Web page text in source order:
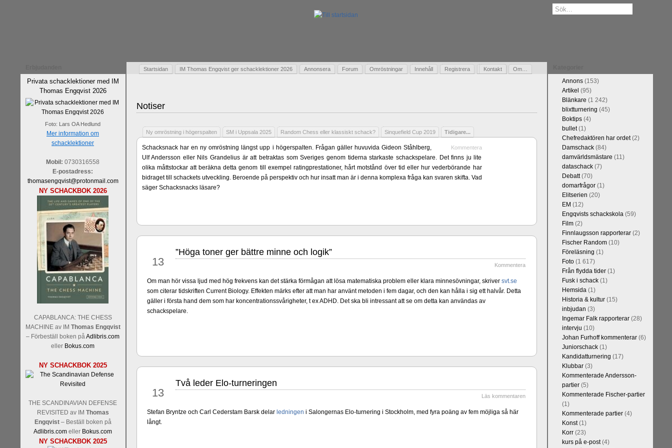
Privata schacklektioner med IM
Thomas Engqvist 2026
Foto: Lars OA Hedlund
Mer information om
schacklektioner
Mobil: 0730316558
E-postadress:
thomasengqvist@protonmail.com
NY SCHACKBOK 2026
CAPABLANCA: THE CHESS
MACHINE av IM Thomas Engqvist
– Förbeställ boken påAdlibris.com
eller Bokus.com
NY SCHACKBOK 2025
THE SCANDINAVIAN DEFENSE
REVISITED av IM Thomas
Engqvist– Beställ boken på
Adlibris.com eller Bokus.com
NY SCHACKBOK 2025
Startsidan IM Thomas Engqvist ger schacklektioner 2026 Annonsera Forum Omröstningar Innehåll Registrera Kontakt Om…
Gästbok
Notiser
Ny omröstning i högerspalten SM i Uppsala 2025 Random Chess eller klassiskt schack? Sinquefield Cup 2019 Tidigare...
Kommentera
Schacksnack har en ny omröstning längst upp i högerspalten. Frågan gäller huvuvida Gideon Ståhlberg,
Ulf Andersson eller Nils Grandelius är att betraktas som Sveriges genom tiderna starkaste schackspelare. Det finns ju lite
olika måttstockar att beräkna detta genom till exempel ratingprestationer, hårt motstånd över tid eller hur vederbörande har
bidraget till schackets utveckling. Beroende på perspektiv och hur insatt man är i denna komplexa fråga kan svaren skifta. Vad
säger Schacksnacks läsare?
Kommentera
Sverigemästarklassen och övriga grupper arrangeras i Uppsala 27 juni - 6 juli. Tio spelare kämpar om
Sverigemästartiteln och dessa är i ratingordning: GM Platon Galperin, IM Isak Storme, IM Jung Min Seo, GM Erik Blomqvist, IM
Elit: IM Michael Wiedenkeller, IM Ludvig Carlsson, IM William Olsson, FM Eric Thörn, IM Tommy Andersson, IM Bengt
Lindberg, FM Joar Östlund, FM Alexander Ström-Engdahl, Andreas Landgren och Harald Ljung. Mitt stalltips är att FM Joar
13
”Höga toner ger bättre minne och logik”
Kommentera
Om man hör vissa ljud med hög frekvens kan det stärka förmågan att lösa matematiska problem eller klara minnesövningar, skriver svt.se
som citerar tidskriften Current Biology. Effekten märks efter att man har använt metoden i fem dagar, och den kan hålla i sig ett halvår. Detta
gäller i första hand dem som har koncentrationssvårigheter, t ex ADHD. Det ska bli intressant att se om detta kan användas av
schackspelare.
13
Två leder Elo-turneringen
Läs kommentaren
Stefan Bryntze och Carl Cederstam Barsk delar ledningen i Salongernas Elo-turnering i Stockholm, med fyra poäng av fem möjliga så här
långt.
Annons(153)
Artikel (95)
Blänkare (1 242)
blixtturnering (45)
Boktips(4)
bullet(1)
Chefredaktören har ordet(2)
Damschack(84)
damvärldsmästare (11)
dataschack(7)
Debatt(70)
domarfrågor(1)
Elitserien (20)
EM (12)
Engqvists schackskola(59)
Film(2)
Finnlaugsson rapporterar(2)
Fischer Random(10)
Föreläsning (1)
Foto(1 617)
Från flydda tider(1)
Fusk i schack(1)
Hemsida(1)
Historia & kultur(15)
inbjudan (3)
Ingemar Falk rapporterar(28)
intervju (10)
Johan Furhoff kommenterar(6)
Juniorschack(1)
Kandidatturnering (17)
Klubbar(3)
Kommenterade Andersson-
partier(5)
Kommenterade Fischer-partier
(1)
Kommenterade partier(4)
Konst(1)
Korr(23)
kurs på e-post(4)